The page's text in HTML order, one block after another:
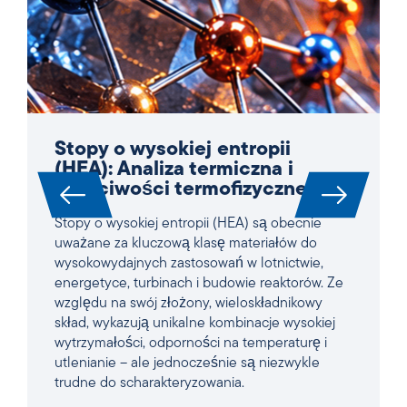
Stopy o wysokiej entropii
(HEA): Analiza termiczna i
właściwości termofizyczne
Stopy o wysokiej entropii (HEA) są obecnie
uważane za kluczową klasę materiałów do
wysokowydajnych zastosowań w lotnictwie,
energetyce, turbinach i budowie reaktorów. Ze
względu na swój złożony, wieloskładnikowy
skład, wykazują unikalne kombinacje wysokiej
wytrzymałości, odporności na temperaturę i
utlenianie – ale jednocześnie są niezwykle
trudne do scharakteryzowania.